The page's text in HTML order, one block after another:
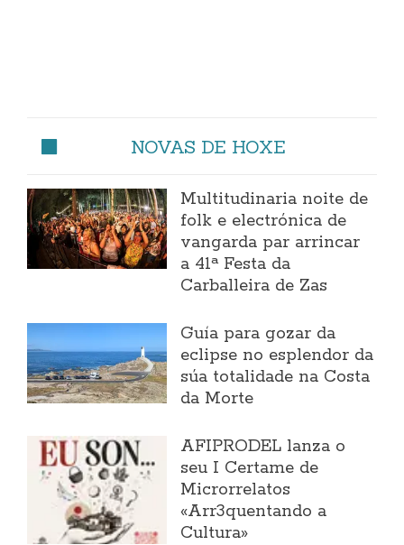
NOVAS DE HOXE
Multitudinaria noite de
folk e electrónica de
vangarda par arrincar
a 41ª Festa da
Carballeira de Zas
Guía para gozar da
eclipse no esplendor da
súa totalidade na Costa
da Morte
AFIPRODEL lanza o
seu I Certame de
Microrrelatos
«Arr3quentando a
Cultura»